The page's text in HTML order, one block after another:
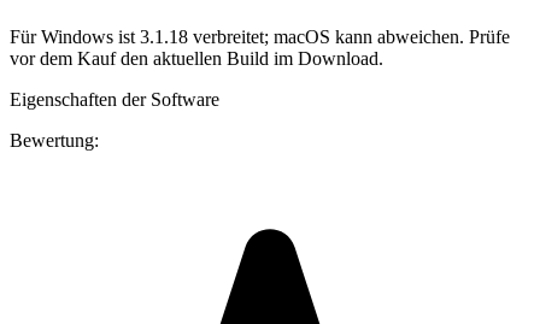
Für Windows ist 3.1.18 verbreitet; macOS kann abweichen. Prüfe
vor dem Kauf den aktuellen Build im Download.
Eigenschaften der Software
Bewertung: